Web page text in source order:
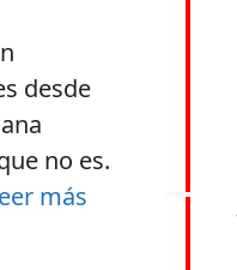
desde
no es.
más